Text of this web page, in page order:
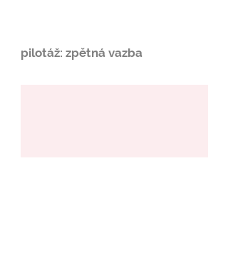
pilotáž: zpětná vazba